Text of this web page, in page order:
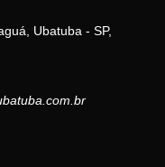
Ubatuba - SP,